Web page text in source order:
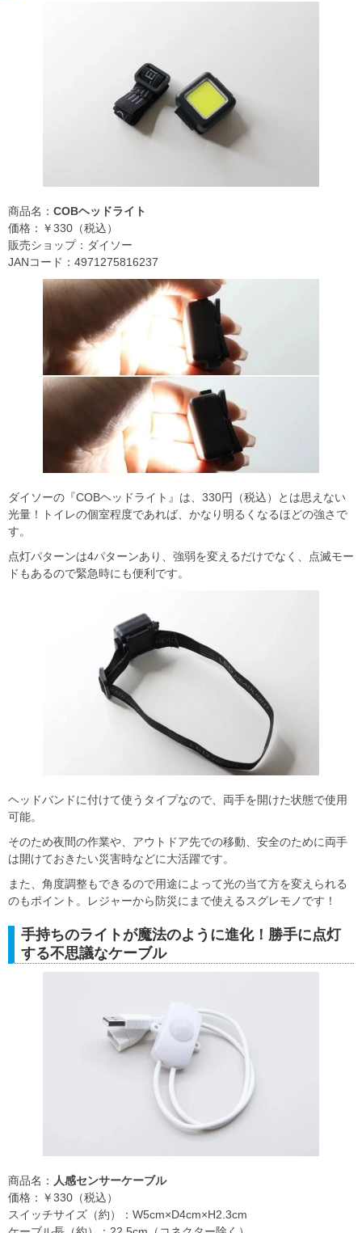
商品名： COBヘッドライト
価格：￥330（税込）
販売ショップ：ダイソー
JANコード：4971275816237
ダイソーの『COBヘッドライト』は、330円（税込）とは思えない
光量！トイレの個室程度であれば、かなり明るくなるほどの強さで
す。
点灯パターンは4パターンあり、強弱を変えるだけでなく、点滅モー
ドもあるので緊急時にも便利です。
ヘッドバンドに付けて使うタイプなので、両手を開けた状態で使用
可能。
そのため夜間の作業や、アウトドア先での移動、安全のために両手
は開けておきたい災害時などに大活躍です。
また、角度調整もできるので用途によって光の当て方を変えられる
のもポイント。レジャーから防災にまで使えるスグレモノです！
手持ちのライトが魔法のように進化！勝手に点灯
する不思議なケーブル
商品名： 人感センサーケーブル
価格：￥330（税込）
スイッチサイズ（約）：W5cm×D4cm×H2.3cm